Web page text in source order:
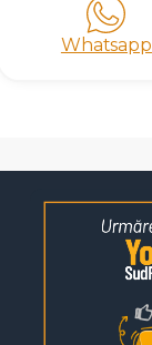
Whatsapp